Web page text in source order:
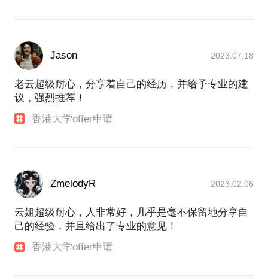
Jason 2023.07.18
老云超级耐心，分享着自己的经历，并给予专业的建
议，强烈推荐！
香港大学offer申请
ZmelodyR 2023.02.06
云姐超级耐心，人非常好，几乎是毫不保留地分享自
己的经验，并且给出了专业的意见！
香港大学offer申请